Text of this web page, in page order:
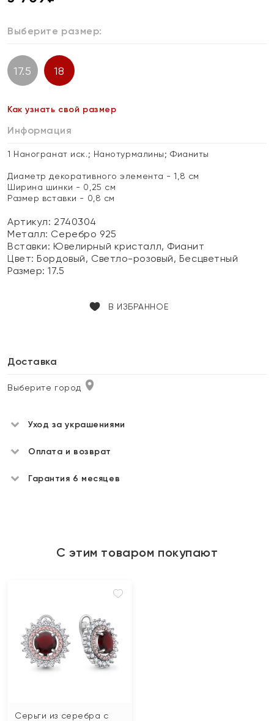
Выберите размер:
17.5 18
Как узнать свой размер
Информация
1 Наногранат иск.; Нанотурмалины; Фианиты
Диаметр декоративного элемента - 1,8 см
Ширина шинки - 0,25 см
Размер вставки - 0,8 см
Артикул: 2740304
Металл: Серебро 925
Вставки:Ювелирный кристалл, Фианит
Цвет:Бордовый, Светло-розовый, Бесцветный
Размер:17.5
В ИЗБРАННОЕ
Доставка
Выберите город
Уход за украшениями
Оплата и возврат
Гарантия 6 месяцев
С этим товаром покупают
Серьги из серебра с